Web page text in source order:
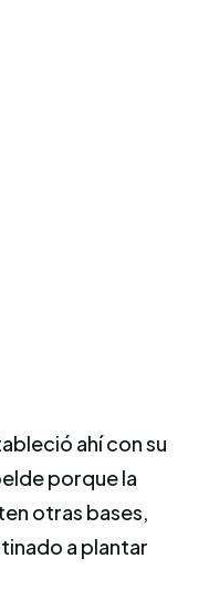
ahí con su
porque la
otras bases,
a plantar